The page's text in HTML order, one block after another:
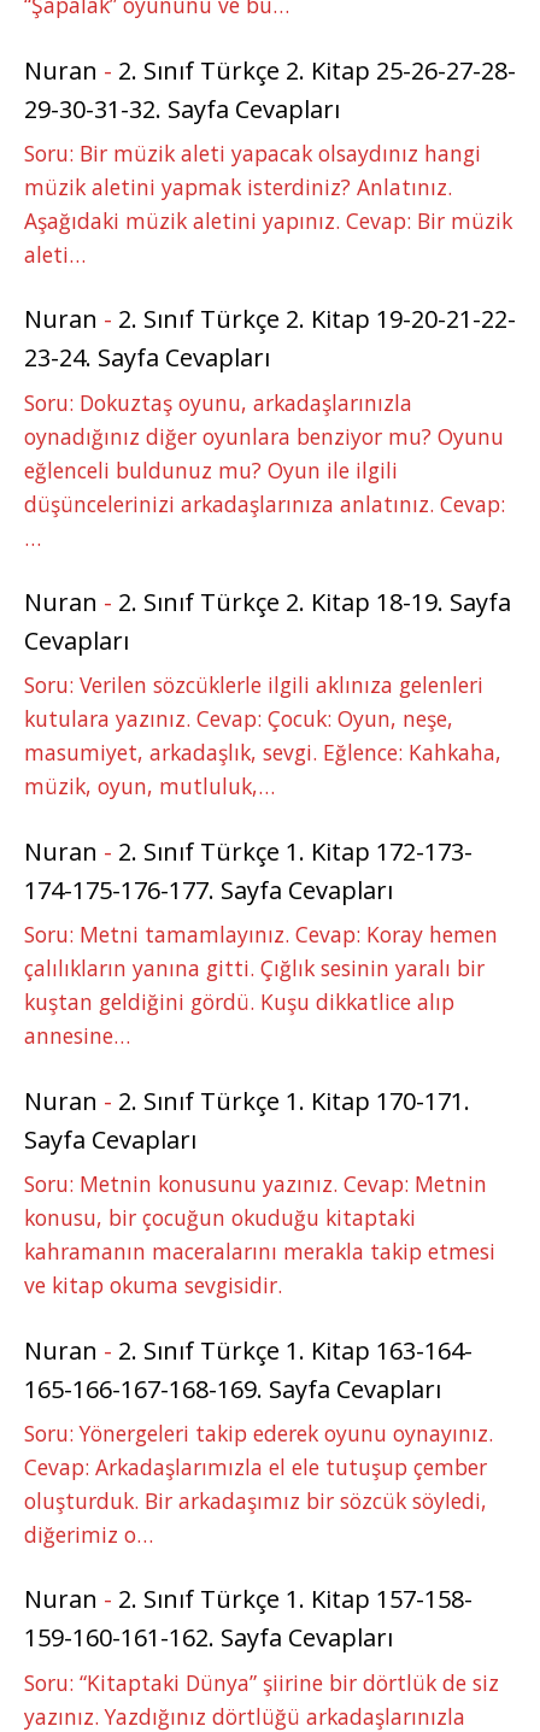
Nuran - 2. Sınıf Türkçe 2. Kitap 25-26-27-28-
29-30-31-32. Sayfa Cevapları
Soru: Bir müzik aleti yapacak olsaydınız hangi
müzik aletini yapmak isterdiniz? Anlatınız.
Aşağıdaki müzik aletini yapınız. Cevap: Bir müzik
aleti…
Nuran - 2. Sınıf Türkçe 2. Kitap 19-20-21-22-
23-24. Sayfa Cevapları
Soru: Dokuztaş oyunu, arkadaşlarınızla
oynadığınız diğer oyunlara benziyor mu? Oyunu
eğlenceli buldunuz mu? Oyun ile ilgili
düşüncelerinizi arkadaşlarınıza anlatınız. Cevap:
…
Nuran - 2. Sınıf Türkçe 2. Kitap 18-19. Sayfa
Cevapları
Soru: Verilen sözcüklerle ilgili aklınıza gelenleri
kutulara yazınız. Cevap: Çocuk: Oyun, neşe,
masumiyet, arkadaşlık, sevgi. Eğlence: Kahkaha,
müzik, oyun, mutluluk,…
Nuran - 2. Sınıf Türkçe 1. Kitap 172-173-
174-175-176-177. Sayfa Cevapları
Soru: Metni tamamlayınız. Cevap: Koray hemen
çalılıkların yanına gitti. Çığlık sesinin yaralı bir
kuştan geldiğini gördü. Kuşu dikkatlice alıp
annesine…
Nuran - 2. Sınıf Türkçe 1. Kitap 170-171.
Sayfa Cevapları
Soru: Metnin konusunu yazınız. Cevap: Metnin
konusu, bir çocuğun okuduğu kitaptaki
kahramanın maceralarını merakla takip etmesi
ve kitap okuma sevgisidir.
Nuran - 2. Sınıf Türkçe 1. Kitap 163-164-
165-166-167-168-169. Sayfa Cevapları
Soru: Yönergeleri takip ederek oyunu oynayınız.
Cevap: Arkadaşlarımızla el ele tutuşup çember
oluşturduk. Bir arkadaşımız bir sözcük söyledi,
diğerimiz o…
Nuran - 2. Sınıf Türkçe 1. Kitap 157-158-
159-160-161-162. Sayfa Cevapları
Soru: “Kitaptaki Dünya” şiirine bir dörtlük de siz
yazınız. Yazdığınız dörtlüğü arkadaşlarınızla